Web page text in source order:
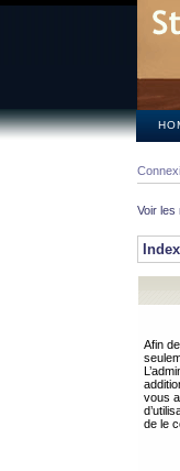
Voir
Afin
vous
de le